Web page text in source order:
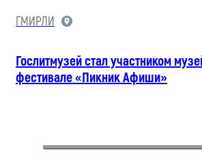
ГМИРЛИ
Гослитмузей стал участником
фестивале «Пикник Афиши»